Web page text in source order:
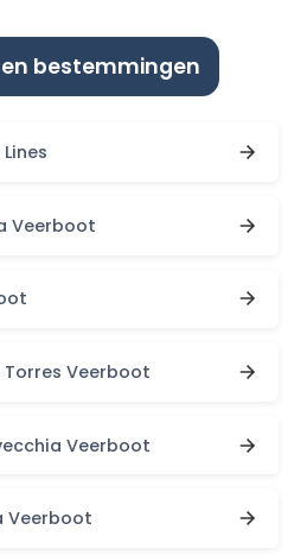
bestemmingen
Veerboot
Veerboot
Veerboot
Veerboot